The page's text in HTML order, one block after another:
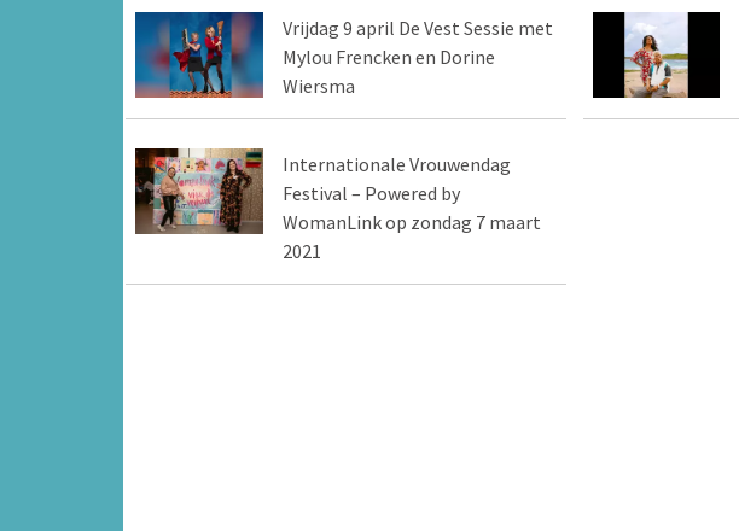
Vrijdag 9 april De Vest Sessie met
Mylou Frencken en Dorine
Wiersma
Internationale Vrouwendag
Festival – Powered by
WomanLink op zondag 7 maart
2021